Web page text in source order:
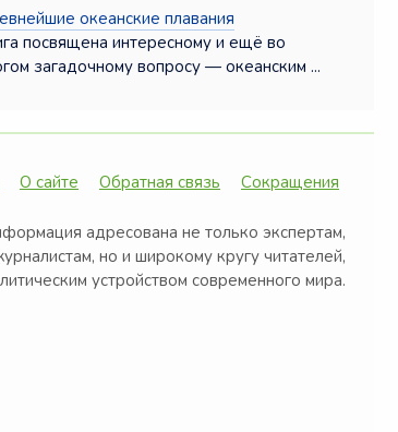
океанские плавания
посвящена интересному и ещё во
загадочному вопросу — океанским ...
О сайте Обратная связь Сокращения
адресована не только экспертам,
но и широкому кругу читателей,
устройством современного мира.